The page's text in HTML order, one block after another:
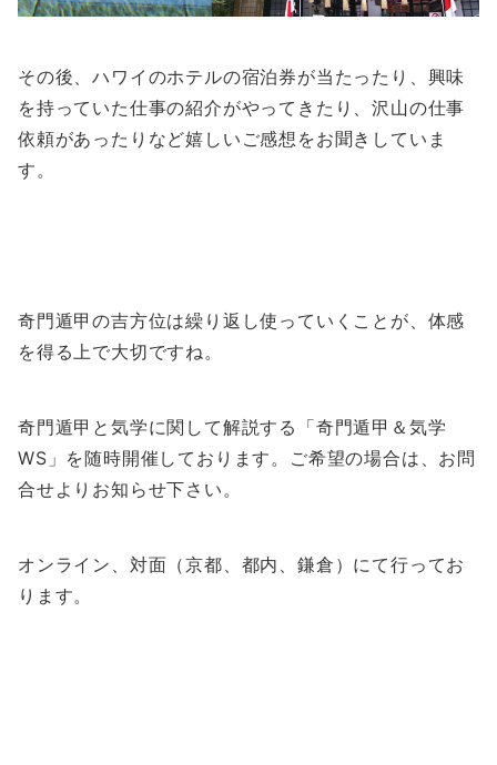
その後、ハワイのホテルの宿泊券が当たったり、興味
を持っていた仕事の紹介がやってきたり、沢山の仕事
依頼があったりなど嬉しいご感想をお聞きしていま
す。
奇門遁甲の吉方位は繰り返し使っていくことが、体感
を得る上で大切ですね。
奇門遁甲と気学に関して解説する「奇門遁甲＆気学
WS」を随時開催しております。ご希望の場合は、お問
合せよりお知らせ下さい。
オンライン、対面（京都、都内、鎌倉）にて行ってお
ります。